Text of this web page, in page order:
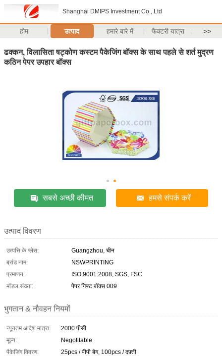
Shanghai DMIPS Investment Co., Ltd
होम उत्पाद हमारे बारे में फैक्टरी यात्रा >>
ढक्कन, विलासिता षट्कोण कस्टम पैकेजिंग बॉक्स के साथ पहले से शर्त मुद्रण
कठिन पेपर उपहार बॉक्स
सबसे अच्छी कीमत हमसे संपर्क करें
उत्पाद विवरण
उत्पत्ति के प्लेस:
Guangzhou, चीन
ब्रांड नाम:
NSWPRINTING
प्रमाणन:
ISO 9001:2008, SGS, FSC
मॉडल संख्या:
पेपर गिफ्ट बॉक्स 009
भुगतान & नौवहन नियमों
न्यूनतम आदेश मात्रा:
2000 पीसी
मूल्य:
Negotitable
पैकेजिंग विवरण:
25pcs / पीपी बैग, 100pcs / दफ़्ती